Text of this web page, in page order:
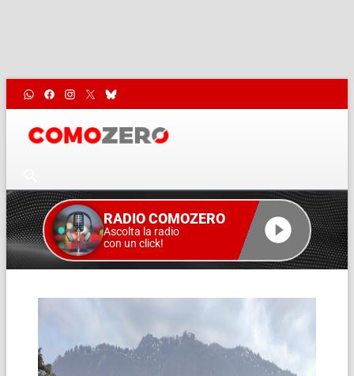
RADIO COMOZERO
Ascolta la radio
con un click!